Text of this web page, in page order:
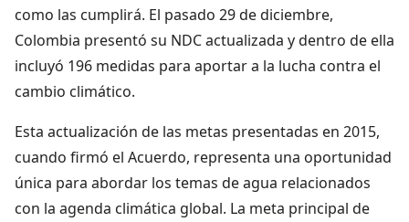
como las cumplirá. El pasado 29 de diciembre,
Colombia presentó su NDC actualizada y dentro de ella
incluyó 196 medidas para aportar a la lucha contra el
cambio climático.
Esta actualización de las metas presentadas en 2015,
cuando firmó el Acuerdo, representa una oportunidad
única para abordar los temas de agua relacionados
con la agenda climática global. La meta principal de